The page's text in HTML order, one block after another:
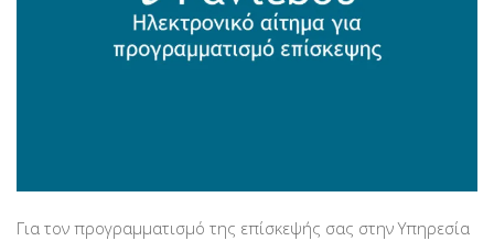
Για τον προγραμματισμό της επίσκεψής σας στην Υπηρεσία